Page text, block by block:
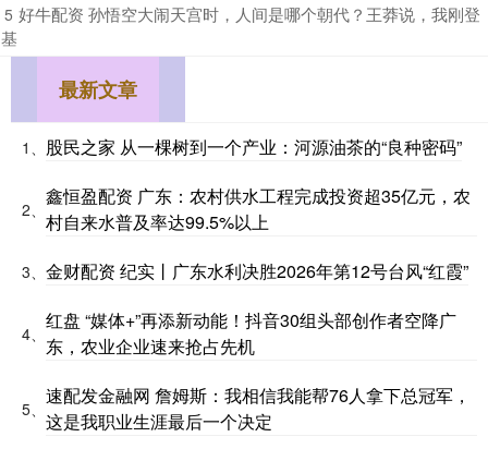
5 ​好牛配资 孙悟空大闹天宫时，人间是哪个朝代？王莽说，我刚登
基
最新文章
1、 股民之家 从一棵树到一个产业：河源油茶的“良种密码”
2、
鑫恒盈配资 广东：农村供水工程完成投资超35亿元，农
村自来水普及率达99.5%以上
3、 金财配资 纪实丨广东水利决胜2026年第12号台风“红霞”
4、
红盘 “媒体+”再添新动能！抖音30组头部创作者空降广
东，农业企业速来抢占先机
5、
速配发金融网 詹姆斯：我相信我能帮76人拿下总冠军，
这是我职业生涯最后一个决定